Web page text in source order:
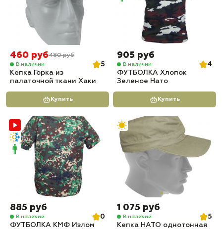
460 руб480 руб
В наличии
5
Кепка Горка из
палаточной ткани Хаки
Купить
905 руб
В наличии
4
ФУТБОЛКА Хлопок
Зеленое Нато
Купить
885 руб
В наличии
0
ФУТБОЛКА КМФ Излом
1 075 руб
В наличии
5
Кепка НАТО однотонная